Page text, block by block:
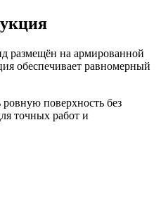
размещён на армированной
обеспечивает равномерный
поверхность без
точных работ и